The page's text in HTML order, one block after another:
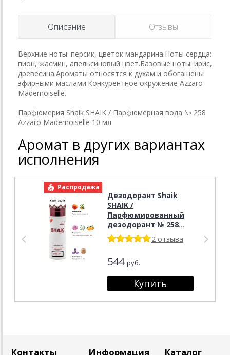
Описание Отзывы
Верхние ноты: персик, цветок мандарина.Ноты сердца:
пион, жасмин, апельсиновый цвет.Базовые ноты: ирис,
древесина.Ароматы относятся к духам и обогащены
эфирными маслами.Конкурентное окружение Azzaro
Mademoiselle.
Парфюмерия Shaik SHAIK / Парфюмерная вода № 258
Azzaro Mademoiselle 10 мл
Аромат в других вариантах
исполнения
Распродажа
Дезодорант Shaik
SHAIK /
Парфюмированный
дезодорант № 258
Azzaro Mademoiselle,
200 мл.
2 отзыва
544 руб.
Контакты Информация Каталог